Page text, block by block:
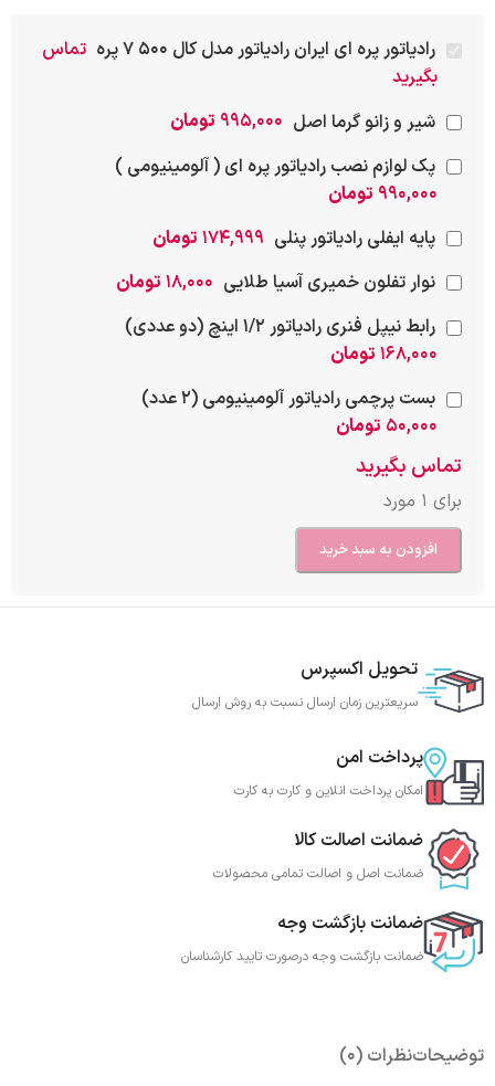
عرضه در مدل های 5، 7 و 10 پره
رادیاتور پره ای ایران رادیاتور مدل کال 500 7 پره
تماس
بگیرید
شیر و زانو گرما اصل ۹۹۵,۰۰۰ تومان
پک لوازم نصب رادیاتور پره ای ( آلومینیومی )
۹۹۰,۰۰۰ تومان
پایه ایفلی رادیاتور پنلی ۱۷۴,۹۹۹ تومان
نوار تفلون خمیری آسیا طلایی ۱۸,۰۰۰ تومان
رابط نیپل فنری رادیاتور 1/2 اینچ (دو عددی)
۱۶۸,۰۰۰ تومان
بست پرچمی رادیاتور آلومینیومی (2 عدد)
۵۰,۰۰۰ تومان
تماس بگیرید
برای 1 مورد
افزودن به سبد خرید
تحویل اکسپرس
سریعترین زمان ارسال نسبت به روش ارسال
پرداخت امن
امکان پرداخت انلاین و کارت به کارت
ضمانت اصالت کالا
ضمانت اصل و اصالت تمامی محصولات
ضمانت بازگشت وجه
ضمانت بازگشت وجه درصورت تایید کارشناسان
توضیحاتنظرات (0)